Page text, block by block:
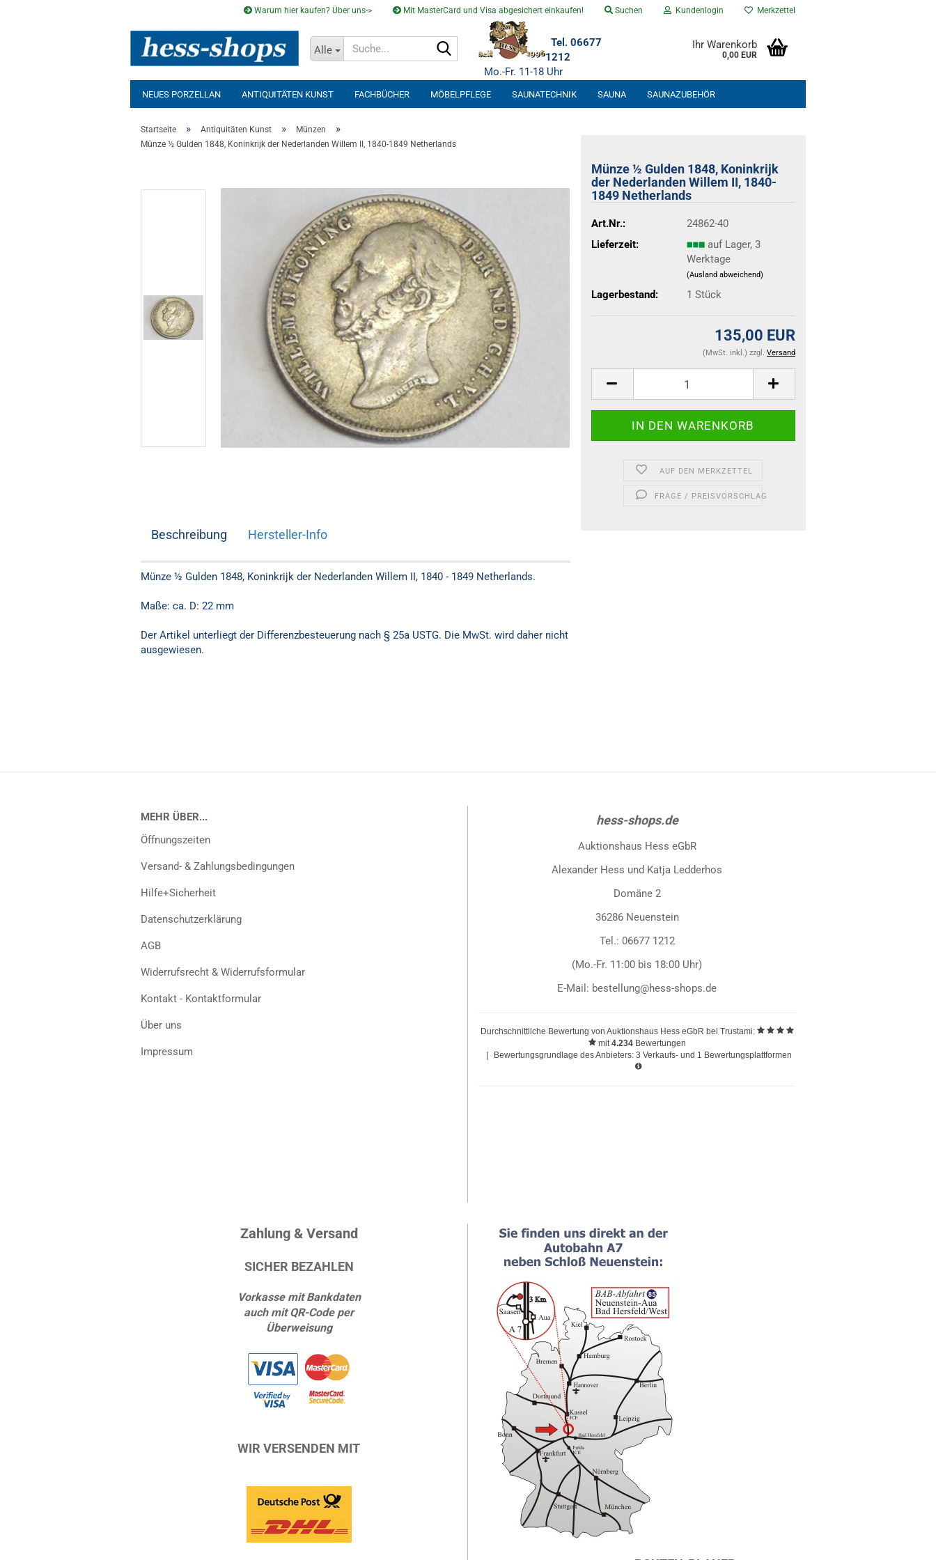
Warum hier kaufen? Über uns-> Mit MasterCard und Visa abgesichert einkaufen! Suchen Kundenlogin Merkzettel
Alle
Suche...
Tel. 06677
1212
Mo.-Fr. 11-18 Uhr
Ihr Warenkorb
0,00 EUR
NEUES PORZELLAN ANTIQUITÄTEN KUNST FACHBÜCHER MÖBELPFLEGE SAUNATECHNIK SAUNA SAUNAZUBEHÖR
Startseite » Antiquitäten Kunst » Münzen »
Münze ½ Gulden 1848, Koninkrijk der Nederlanden Willem II, 1840-1849 Netherlands
Münze ½ Gulden 1848, Koninkrijk
der Nederlanden Willem II, 1840-
1849 Netherlands
Art.Nr.:
24862-40
Lieferzeit:
auf Lager, 3
Werktage
(Ausland abweichend)
Lagerbestand: 1 Stück
135,00 EUR
(MwSt. inkl.) zzgl. Versand
AUF DEN MERKZETTEL
FRAGE / PREISVORSCHLAG
Beschreibung Hersteller-Info
Münze ½ Gulden 1848, Koninkrijk der Nederlanden Willem II, 1840 - 1849 Netherlands.
Maße: ca. D: 22 mm
Der Artikel unterliegt der Differenzbesteuerung nach § 25a USTG. Die MwSt. wird daher nicht
ausgewiesen.
MEHR ÜBER...
Öffnungszeiten
Versand- & Zahlungsbedingungen
Hilfe+Sicherheit
Datenschutzerklärung
AGB
Widerrufsrecht & Widerrufsformular
Kontakt - Kontaktformular
Über uns
Impressum
hess-shops.de
Auktionshaus Hess eGbR
Alexander Hess und Katja Ledderhos
Domäne 2
36286 Neuenstein
Tel.: 06677 1212
(Mo.-Fr. 11:00 bis 18:00 Uhr)
E-Mail: bestellung@hess-shops.de
Durchschnittliche Bewertung von Auktionshaus Hess eGbR bei Trustami:
mit4.234 Bewertungen
Bewertungsgrundlage des Anbieters: 3 Verkaufs- und 1 Bewertungsplattformen
Zahlung & Versand
SICHER BEZAHLEN
Vorkasse mit Bankdaten
auch mit QR-Code per
Überweisung
WIR VERSENDEN MIT